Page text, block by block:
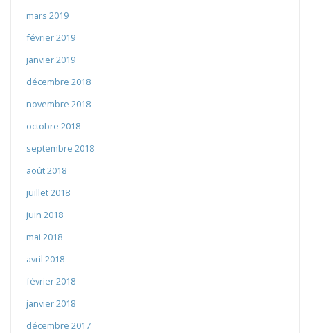
mars 2019
février 2019
janvier 2019
décembre 2018
novembre 2018
octobre 2018
septembre 2018
août 2018
juillet 2018
juin 2018
mai 2018
avril 2018
février 2018
janvier 2018
décembre 2017